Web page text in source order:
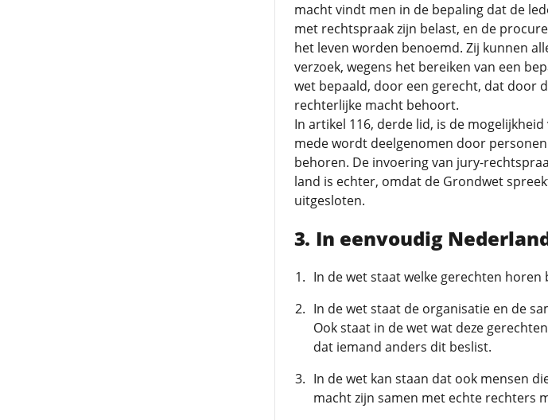
macht vindt men in de bepaling dat de
met rechtspraak zijn belast, en de
het leven worden benoemd. Zij kunnen
verzoek, wegens het bereiken van een
wet bepaald, door een gerecht, dat door
rechterlijke macht behoort.
In artikel 116, derde lid, is de
mede wordt deelgenomen door
behoren. De invoering van jury-
land is echter, omdat de Grondwet
uitgesloten.
In eenvoudig
In de wet staat welke gerechten
In de wet staat de organisatie en de
Ook staat in de wet wat deze
dat iemand anders dit beslist.
In de wet kan staan dat ook mensen
macht zijn samen met echte rechters